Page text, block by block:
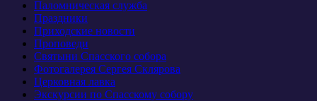
Паломническая служба
Праздники
Приходские новости
Проповеди
Святыни Спасского собора
Фотогалерея Сергея Склярова
Церковная лавка
Экскурсии по Спасскому собору